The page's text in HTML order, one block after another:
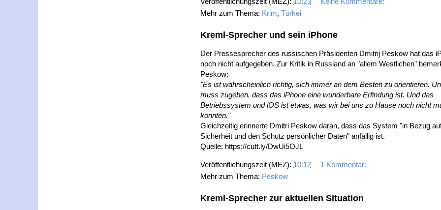
Mehr zum Thema: Krim, Türkei
Kreml-Sprecher und sein iPhone
Der Pressesprecher des russischen Präsidenten Dmitrij Peskow hat das
noch nicht aufgegeben. Zur Kritik in Russland an "allem Westlichen"
Peskow:
"Es ist wahrscheinlich richtig, sich immer an dem Besten zu orientieren.
muss zugeben, dass das iPhone eine wunderbare Erfindung ist. Und das
Betriebssystem und iOS ist etwas, was wir bei uns zu Hause noch nicht
konnten."
Gleichzeitig erinnerte Dmitri Peskow daran, dass das System "in Bezug
Sicherheit und den Schutz persönlicher Daten" anfällig ist.
Quelle: https://cutt.ly/DwUi5OJL
Veröffentlichungszeit (MEZ): 10:12
1 Kommentar:
Mehr zum Thema: Peskow
Kreml-Sprecher zur aktuellen Situation